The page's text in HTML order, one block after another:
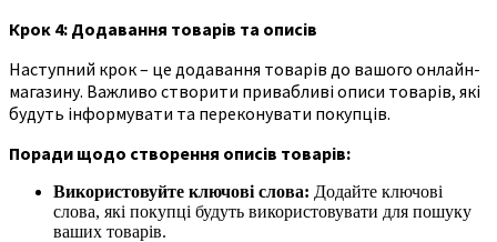
Крок 4: Додавання товарів та описів
Наступний крок – це додавання товарів до вашого онлайн-
магазину. Важливо створити привабливі описи товарів, які
будуть інформувати та переконувати покупців.
Поради щодо створення описів товарів:
Використовуйте ключові слова: Додайте ключові
слова, які покупці будуть використовувати для пошуку
ваших товарів.